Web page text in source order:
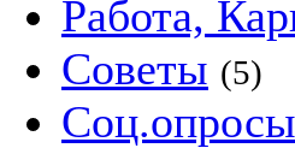
Работа,
Советы (5)
Соц.опросы